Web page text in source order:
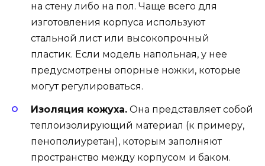
на стену либо на пол. Чаще всего для
изготовления корпуса используют
стальной лист или высокопрочный
пластик. Если модель напольная, у нее
предусмотрены опорные ножки, которые
могут регулироваться.
Изоляция кожуха. Она представляет собой
теплоизолирующий материал (к примеру,
пенополиуретан), которым заполняют
пространство между корпусом и баком.